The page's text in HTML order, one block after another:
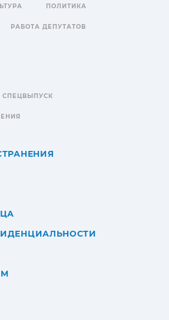
ПОЛИТИКА
РАБОТА ДЕПУТАТОВ
СПЕЦВЫПУСК